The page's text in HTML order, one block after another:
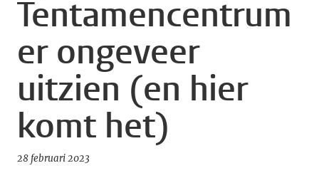
Tentamencentrum
er ongeveer
uitzien (en hier
komt het)
28 februari 2023